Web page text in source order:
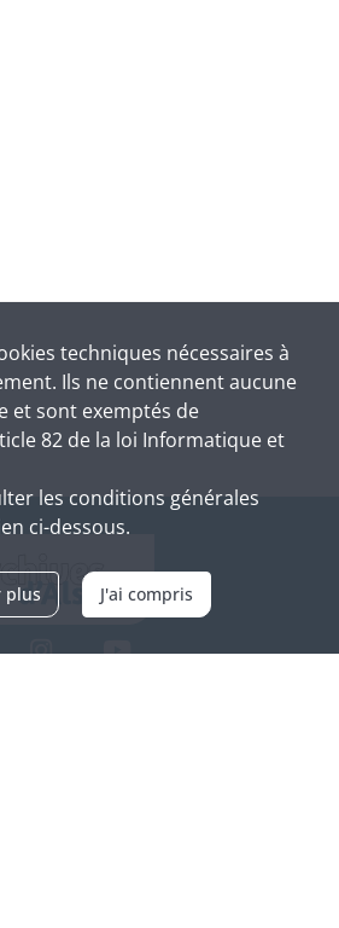
techniques nécessaires à
Ils ne contiennent aucune
et sont exemptés de
82 de la loi Informatique et
les conditions générales
ci-dessous.
plus J'ai compris